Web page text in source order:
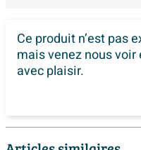
Ce produit n’est pas
mais venez nous
avec plaisir.